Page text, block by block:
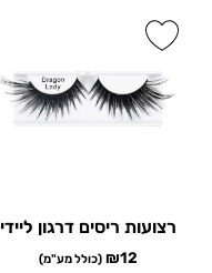
רצועות ריסים דרגון ליידי
₪12 (כולל מע"מ)